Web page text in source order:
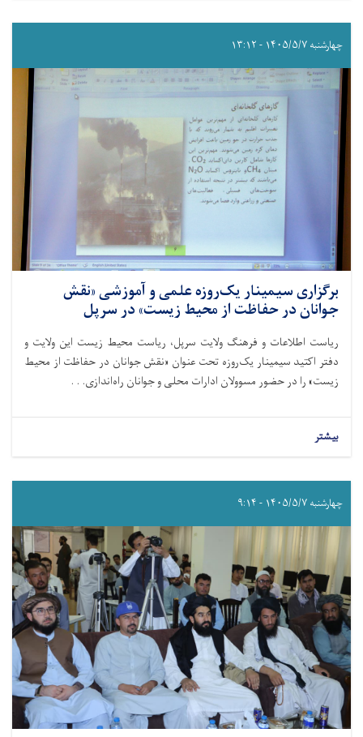
چهارشنبه ۱۴۰۵/۵/۷ - ۱۳:۱۲
برگزاری سیمینار یک‌روزه علمی و آموزشی «نقش
جوانان در حفاظت از محیط زیست» در سرپل
ریاست اطلاعات و فرهنگ ولایت سرپل، ریاست محیط زیست این ولایت و
دفتر اکتید سیمینار یک‌روزه تحت عنوان «نقش جوانان در حفاظت از محیط
زیست» را در حضور مسوولان ادارات محلی و جوانان راه‌اندازی. . .
بیشتر
چهارشنبه ۱۴۰۵/۵/۷ - ۹:۱۴